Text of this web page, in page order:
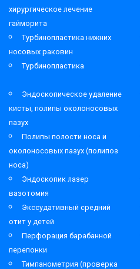
хирургическое лечение
гайморита
Турбинопластика нижних
носовых раковин
Турбинопластика
Эндоскопическое удаление
кисты, полипы околоносовых
пазух
Полипы полости носа и
околоносовых пазух (полипоз
носа)
Эндоскопик лазер
вазотомия
Экссудативный средний
отит у детей
Перфорация барабанной
перепонки
Тимпанометрия (проверка